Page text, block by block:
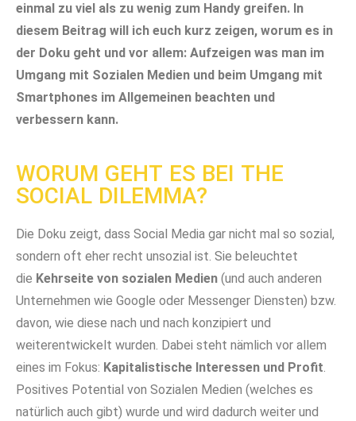
einmal zu viel als zu wenig zum Handy greifen. In
diesem Beitrag will ich euch kurz zeigen, worum es in
der Doku geht und vor allem: Aufzeigen was man im
Umgang mit Sozialen Medien und beim Umgang mit
Smartphones im Allgemeinen beachten und
verbessern kann.
WORUM GEHT ES BEI THE
SOCIAL DILEMMA?
Die Doku zeigt, dass Social Media gar nicht mal so sozial,
sondern oft eher recht unsozial ist. Sie beleuchtet
die Kehrseite von sozialen Medien (und auch anderen
Unternehmen wie Google oder Messenger Diensten) bzw.
davon, wie diese nach und nach konzipiert und
weiterentwickelt wurden. Dabei steht nämlich vor allem
eines im Fokus: Kapitalistische Interessen und Profit.
Positives Potential von Sozialen Medien (welches es
natürlich auch gibt) wurde und wird dadurch weiter und